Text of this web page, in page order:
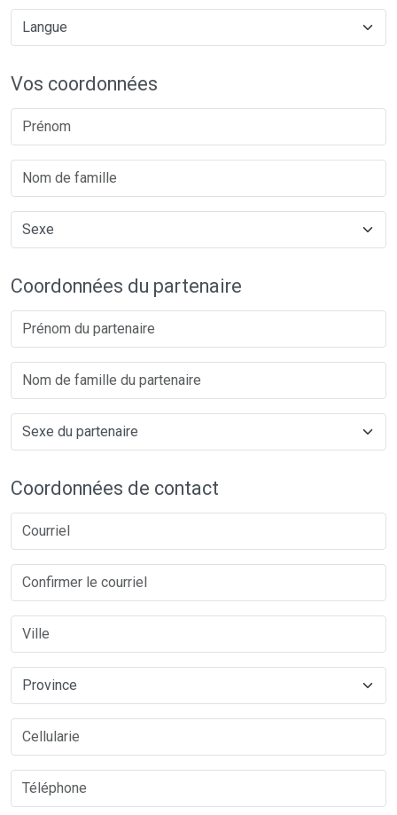
Vos coordonnées
Coordonnées du partenaire
Coordonnées de contact